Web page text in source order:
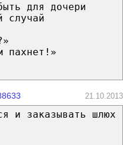
для дочери
случай
пахнет!»
21.10.2013
и заказывать шлюх